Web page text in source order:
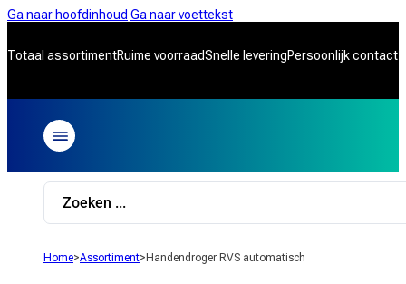
Ga naar hoofdinhoud Ga naar voettekst
Totaal assortimentRuime voorraadSnelle leveringPersoonlijk contact
Search
Home>Assortiment> Handendroger RVS automatisch